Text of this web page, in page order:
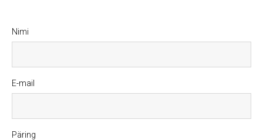
Nimi
E-mail
Päring